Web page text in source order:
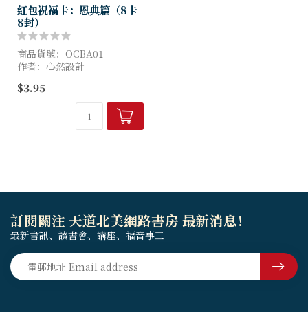
紅包祝福卡：恩典篇（8卡
8封）
商品貨號：OCBA01
作者：心然設計
$3.95
訂閱關注 天道北美網路書房 最新消息！
最新書訊、讀書會、講座、福音事工